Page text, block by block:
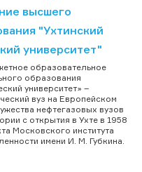
высшего
"Ухтинский
университет"
образовательное
образования
университет» –
вуз на Европейском
нефтегазовых вузов
с открытия в Ухте в 1958
Московского института
имени И. М. Губкина.